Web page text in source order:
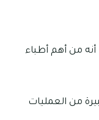
من أهم أطباء
خلالها مجموعة كبيرة من العمليات